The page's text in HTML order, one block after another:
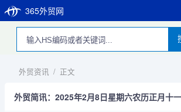
365外贸网
外贸资讯 / 正文
外贸简讯：2025年2月8日星期六农历正月十一